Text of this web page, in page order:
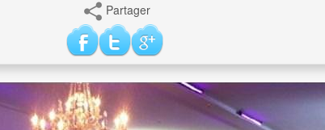
Partager